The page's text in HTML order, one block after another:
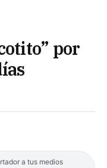
por
a tus medios